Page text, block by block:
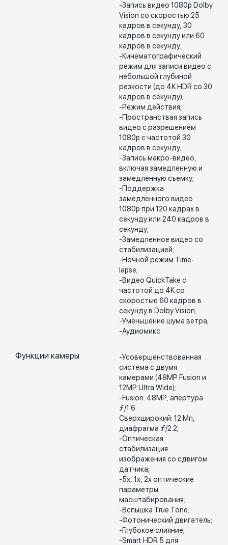
-Запись видео 1080p Dolby
Vision со скоростью 25
кадров в секунду, 30
кадров в секунду или 60
кадров в секунду;
-Кинематографический
режим для записи видео с
небольшой глубиной
резкости (до 4K HDR со 30
кадров в секунду);
-Режим действия;
-Пространствая запись
видео с разрешением
1080p с частотой 30
кадров в секунду;
-Запись макро-видео,
включая замедленную и
замедленную съемку;
-Поддержка
замедленного видео
1080p при 120 кадрах в
секунду или 240 кадров в
секунду;
-Замедленное видео со
стабилизацией;
-Ночной режим Time-
lapse;
-Видео QuickTake с
частотой до 4K со
скоростью 60 кадров в
секунду в Dolby Vision;
-Уменьшение шума ветра;
-Аудиомикс
Функции камеры
-Усовершенствованная
система с двумя
камерами (48MP Fusion и
12MP Ultra Wide);
-Fusion: 48MP, апертура
ƒ/1.6
Сверхширокий: 12 Мп,
диафрагма ƒ/2.2;
-Оптическая
стабилизация
изображения со сдвигом
датчика;
-5x, 1x, 2x оптические
параметры
масштабирования;
-Вспышка True Tone;
-Фотонический двигатель;
-Глубокое слияние;
-Smart HDR 5 для